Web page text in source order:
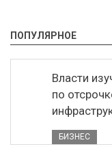
ПОПУЛЯРНОЕ
Власти
по
БИЗНЕС